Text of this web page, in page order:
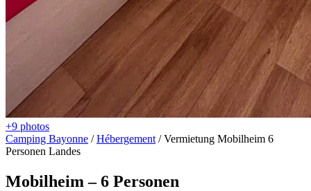
+9 photos
Camping Bayonne /Hébergement /Vermietung Mobilheim 6
Personen Landes
Mobilheim – 6 Personen